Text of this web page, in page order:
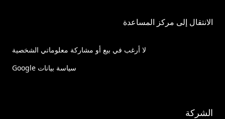
الانتقال إلى مركز المساعدة
لا أرغب في بيع أو مشاركة معلوماتي الشخصية
سياسة بيانات Google
الشركة